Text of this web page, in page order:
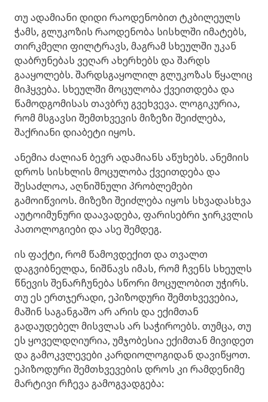
თუ ადამიანი დიდი რაოდენობით ტკბილეულს
ჭამს, გლუკოზის რაოდენობა სისხლში იმატებს,
თირკმელი ფილტრავს, მაგრამ სხეულში უკან
დაბრუნებას ვეღარ ახერხებს და შარდს
გააყოლებს. შარდსგაყოლილ გლუკოზას წყალიც
მიჰყვება. სხეულში მოცულობა ქვეითდება და
წამოდგომისას თავბრუ გვეხვევა. ლოგიკურია,
რომ მსგავსი შემთხვევის მიზეზი შეიძლება,
შაქრიანი დიაბეტი იყოს.
ანემია ძალიან ბევრ ადამიანს აწუხებს. ანემიის
დროს სისხლის მოცულობა ქვეითდება და
შესაძლოა, აღნიშნული პრობლემები
გამოიწვიოს. მიზეზი შეიძლება იყოს სხვადასხვა
აუტოიმუნური დაავადება, ფარისებრი ჯირკვლის
პათოლოგიები და ასე შემდეგ.
ის ფაქტი, რომ წამოვდექით და თვალთ
დაგვიბნელდა, ნიშნავს იმას, რომ ჩვენს სხეულს
წნევის შენარჩუნება სწორი მოცულობით უჭირს.
თუ ეს ერთჯერადი, ეპიზოდური შემთხვევებია,
მაშინ საგანგაშო არ არის და ექიმთან
გადაუდებელ მისვლას არ საჭიროებს. თუმცა, თუ
ეს ყოველდღიურია, უმჯობესია ექიმთან მივიდეთ
და გამოკვლევები კარდიოლოგიდან დავიწყოთ.
ეპიზოდური შემთხვევების დროს კი რამდენიმე
მარტივი რჩევა გამოგვადგება: